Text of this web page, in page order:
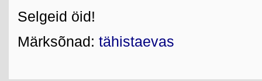
Selgeid öid!
Märksõnad: tähistaevas